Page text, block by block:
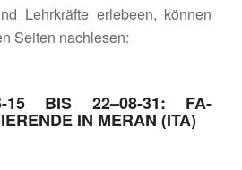
Lehr­kräfte erle­been, können
Seiten nachlesen:
15 BIS 22–08-31: FA-
IN MERAN (ITA)